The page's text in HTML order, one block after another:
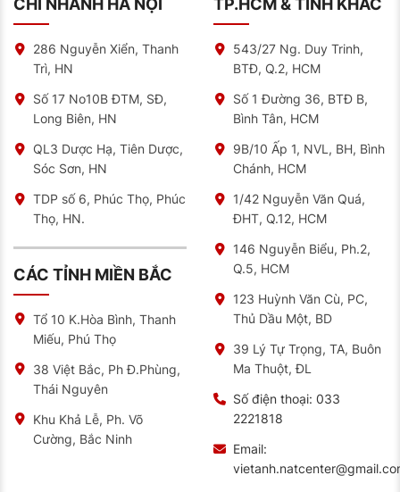
CHI NHÁNH HÀ NỘI
286 Nguyễn Xiển, Thanh
Trì, HN
Số 17 No10B ĐTM, SĐ,
Long Biên, HN
QL3 Dược Hạ, Tiên Dược,
Sóc Sơn, HN
TDP số 6, Phúc Thọ, Phúc
Thọ, HN.
CÁC TỈNH MIỀN BẮC
Tổ 10 K.Hòa Bình, Thanh
Miếu, Phú Thọ
38 Việt Bắc, Ph Đ.Phùng,
Thái Nguyên
Khu Khả Lễ, Ph. Võ
Cường, Bắc Ninh
TP.HCM & TỈNH KHÁC
543/27 Ng. Duy Trinh,
BTĐ, Q.2, HCM
Số 1 Đường 36, BTĐ B,
Bình Tân, HCM
9B/10 Ấp 1, NVL, BH, Bình
Chánh, HCM
1/42 Nguyễn Văn Quá,
ĐHT, Q.12, HCM
146 Nguyễn Biểu, Ph.2,
Q.5, HCM
123 Huỳnh Văn Cù, PC,
Thủ Dầu Một, BD
39 Lý Tự Trọng, TA, Buôn
Ma Thuột, ĐL
Số điện thoại: 033
2221818
Email: